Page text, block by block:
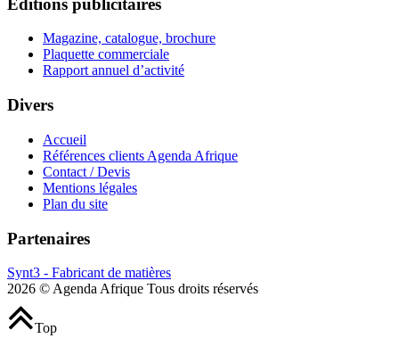
Editions publicitaires
Magazine, catalogue, brochure
Plaquette commerciale
Rapport annuel d’activité
Divers
Accueil
Références clients Agenda Afrique
Contact / Devis
Mentions légales
Plan du site
Partenaires
Synt3 - Fabricant de matières
2026 © Agenda Afrique Tous droits réservés
Top